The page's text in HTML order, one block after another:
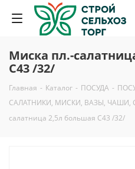
Миска пл.-
С43 /32/
Главная - Каталог - ПОСУДА -
САЛАТНИКИ, МИСКИ, ВАЗЫ, ЧАШИ,
салатница 2,5л большая С43 /32/